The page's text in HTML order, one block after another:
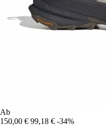
Ab
150,00 € 99,18 € -34%